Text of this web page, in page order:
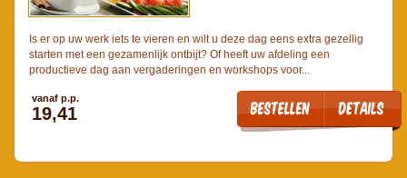
Is er op uw werk iets te vieren en wilt u deze dag eens extra gezellig
starten met een gezamenlijk ontbijt? Of heeft uw afdeling een
productieve dag aan vergaderingen en workshops voor...
vanaf p.p.
19,41